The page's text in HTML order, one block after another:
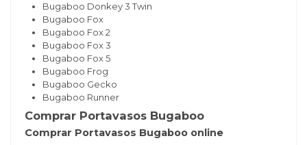
Bugaboo Donkey 3 Twin
Bugaboo Fox
Bugaboo Fox 2
Bugaboo Fox 3
Bugaboo Fox 5
Bugaboo Frog
Bugaboo Gecko
Bugaboo Runner
Comprar Portavasos Bugaboo
Comprar Portavasos Bugaboo online